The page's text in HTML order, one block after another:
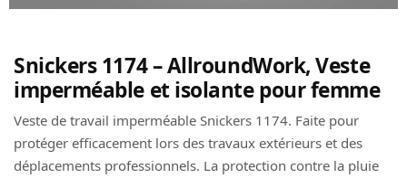
Snickers 1174 – AllroundWork, Veste
imperméable et isolante pour femme
Veste de travail imperméable Snickers 1174. Faite pour
protéger efficacement lors des travaux extérieurs et des
déplacements professionnels. La protection contre la pluie